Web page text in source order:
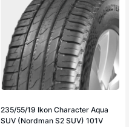
235/55/19 Ikon Character Aqua
SUV (Nordman S2 SUV) 101V